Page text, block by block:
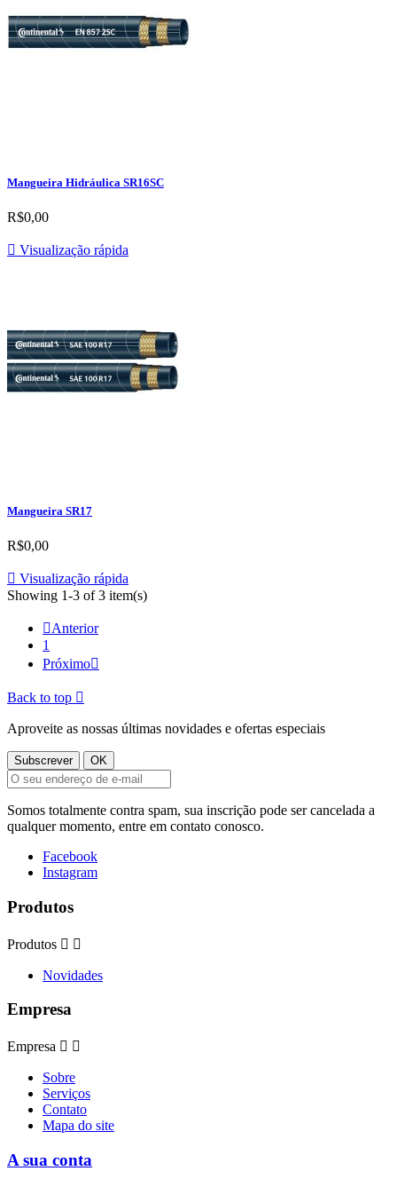
Mangueira Hidráulica SR16SC
R$0,00
 Visualização rápida
Mangueira SR17
R$0,00
 Visualização rápida
Showing 1-3 of 3 item(s)
Anterior
1
Próximo
Back to top 
Aproveite as nossas últimas novidades e ofertas especiais
Somos totalmente contra spam, sua inscrição pode ser cancelada a
qualquer momento, entre em contato conosco.
Facebook
Instagram
Produtos
Produtos  
Novidades
Empresa
Empresa  
Sobre
Serviços
Contato
Mapa do site
A sua conta